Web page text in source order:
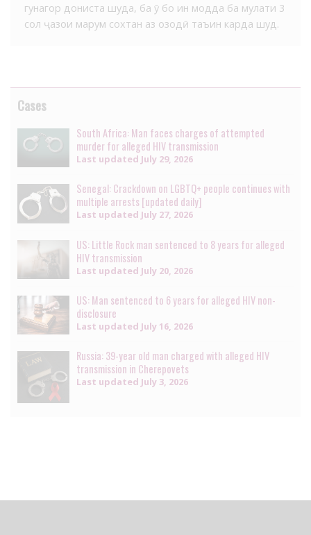
гунаҳгор дониста шуда, ба ӯ бо ин модда ба муҳлати 3
сол ҷазои маҳрум сохтан аз озодӣ таъин карда шуд.
Cases
South Africa: Man faces charges of attempted
murder for alleged HIV transmission
Last updated July 29, 2026
Senegal: Crackdown on LGBTQ+ people continues with
multiple arrests [updated daily]
Last updated July 27, 2026
US: Little Rock man sentenced to 8 years for alleged
HIV transmission
Last updated July 20, 2026
US: Man sentenced to 6 years for alleged HIV non-
disclosure
Last updated July 16, 2026
Russia: 39-year old man charged with alleged HIV
transmission in Cherepovets
Last updated July 3, 2026